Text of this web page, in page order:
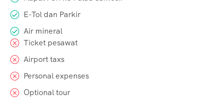
E-Tol dan Parkir
Air mineral
Ticket pesawat
Airport taxs
Personal expenses
Optional tour